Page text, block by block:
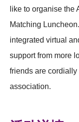
like to organise
Matching
integrated virtual
support from more
friends are
association.